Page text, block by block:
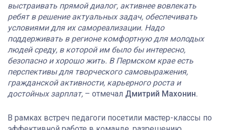
выстраивать прямой диалог, активнее вовлекать
ребят в решение актуальных задач, обеспечивать
условиями для их самореализации. Надо
поддерживать в регионе комфортную для молодых
людей среду, в которой им было бы интересно,
безопасно и хорошо жить. В Пермском крае есть
перспективы для творческого самовыражения,
гражданской активности, карьерного роста и
достойных зарплат, – отмечал Дмитрий Махонин.
В рамках встреч педагоги посетили мастер-классы по